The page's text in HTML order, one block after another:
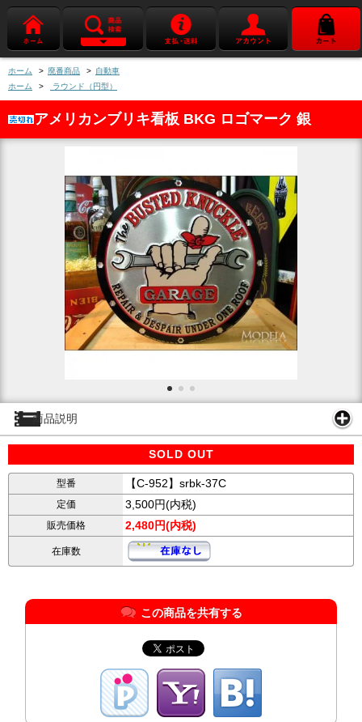
ホーム > 廃番商品 > 自動車
ホーム
> ラウンド（円型）
アメリカンブリキ看板 BKG ロゴマーク 銀
商品説明
SOLD OUT
型番 【C-952】srbk-37C
定価 3,500円(内税)
販売価格 2,480円(内税)
在庫数
この商品を共有する